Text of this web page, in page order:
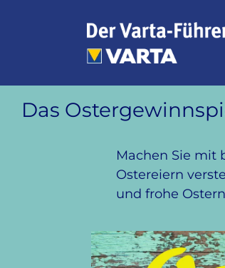
Das
Machen Sie mit
Ostereiern
und frohe